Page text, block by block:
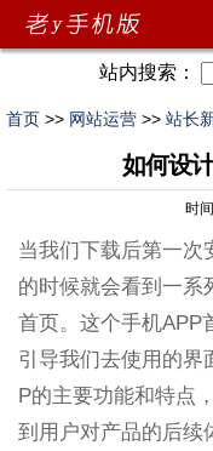
站内搜索：
首页 >> 网站运营 >> 站长
如何设
时
当我们下载后第一次
的时候就会看到一系
首页。这个手机APP
引导我们去使用的界
P的主要功能和特点
到用户对产品的后续